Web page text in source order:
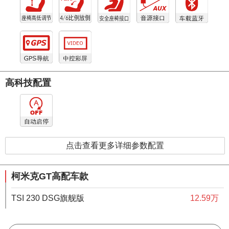
高科技配置
点击查看更多详细参数配置
柯米克GT高配车款
TSI 230 DSG旗舰版 12.59万